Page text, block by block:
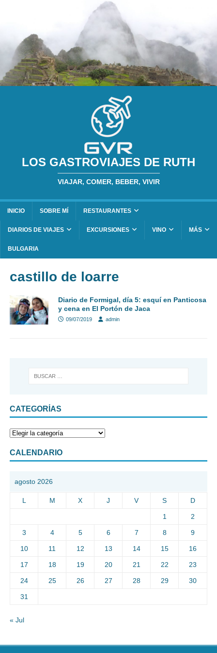
LOS GASTROVIAJES DE RUTH
VIAJAR, COMER, BEBER, VIVIR
INICIO SOBRE MÍ RESTAURANTES
DIARIOS DE VIAJES EXCURSIONES VINO MÁS
BULGARIA
castillo de loarre
Diario de Formigal, día 5: esquí en Panticosa
y cena en El Portón de Jaca
09/07/2019 admin
CATEGORÍAS
CALENDARIO
agosto 2026
L M X J V S D
1 2
3 4 5 6 7 8 9
10 11 12 13 14 15 16
17 18 19 20 21 22 23
24 25 26 27 28 29 30
31
« Jul